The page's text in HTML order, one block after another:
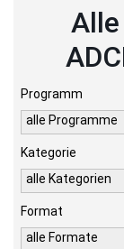
Programm
alle Programme
Kategorie
alle Kategorien
Format
alle Formate